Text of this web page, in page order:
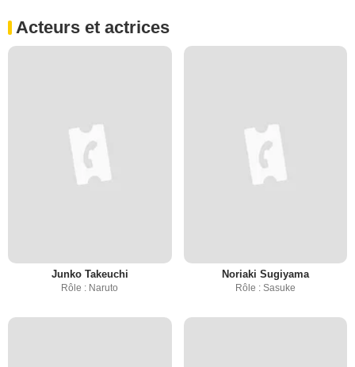
Acteurs et actrices
Junko Takeuchi
Rôle : Naruto
Noriaki Sugiyama
Rôle : Sasuke